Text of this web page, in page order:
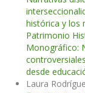
histórica y los
Patrimonio
Monográfico:
desde
Laura